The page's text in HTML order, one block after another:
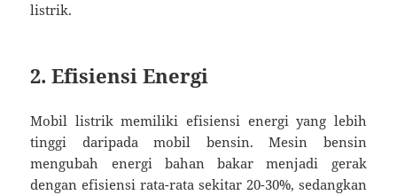
listrik.
2. Efisiensi Energi
Mobil listrik memiliki efisiensi energi yang lebih
tinggi daripada mobil bensin. Mesin bensin
mengubah energi bahan bakar menjadi gerak
dengan efisiensi rata-rata sekitar 20-30%, sedangkan